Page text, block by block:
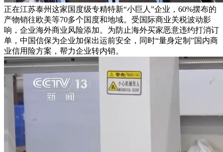
正在江苏泰州这家国度级专精特新“小巨人”企业，60%摆布的
产物销往欧美等70多个国度和地域。受国际商业关税波动影
响，企业海外商业风险添加。为防止海外买家恶意违约打消订
单，中国信保为企业加保出运前安全，同时“量身定制”国内商
业信用险方案，帮力企业转内销。